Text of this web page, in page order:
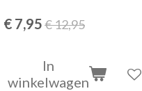
€ 7,95€ 12,95
In
winkelwagen